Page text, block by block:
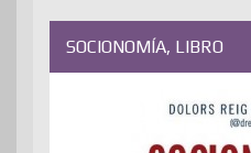
SOCIONOMÍA, LIBRO